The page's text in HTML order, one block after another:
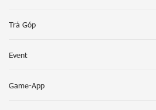
Trả Góp
Event
Game-App